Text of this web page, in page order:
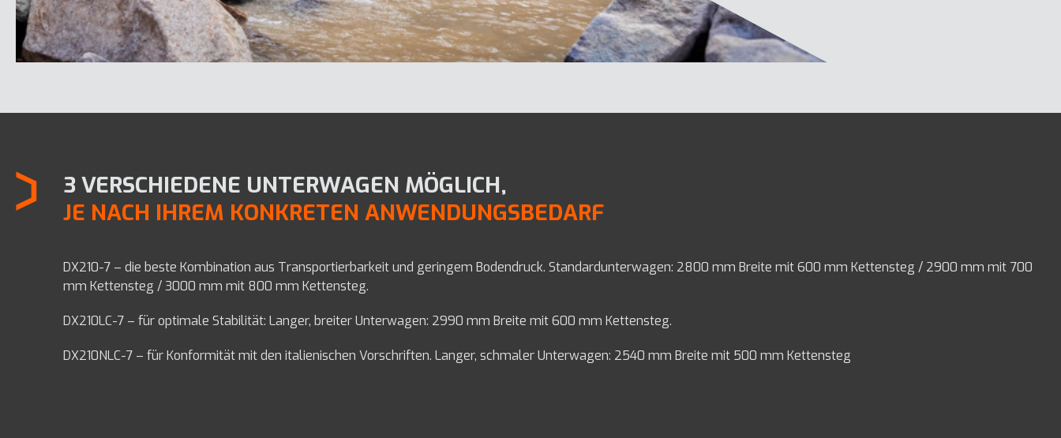
3 VERSCHIEDENE UNTERWAGEN MÖGLICH,
JE NACH IHREM KONKRETEN ANWENDUNGSBEDARF
DX210-7 – die beste Kombination aus Transportierbarkeit und geringem Bodendruck. Standardunterwagen: 2800 mm Breite mit 600 mm Kettensteg / 2900 mm mit 700
mm Kettensteg / 3000 mm mit 800 mm Kettensteg.
DX210LC-7 – für optimale Stabilität: Langer, breiter Unterwagen: 2990 mm Breite mit 600 mm Kettensteg.
DX210NLC-7 – für Konformität mit den italienischen Vorschriften. Langer, schmaler Unterwagen: 2540 mm Breite mit 500 mm Kettensteg